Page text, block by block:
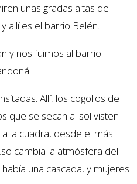
unas gradas altas de
allí es el barrio Belén.
y nos fuimos al barrio
Allí, los cogollos de
que se secan al sol visten
la cuadra, desde el más
cambia la atmósfera del
una cascada, y mujeres